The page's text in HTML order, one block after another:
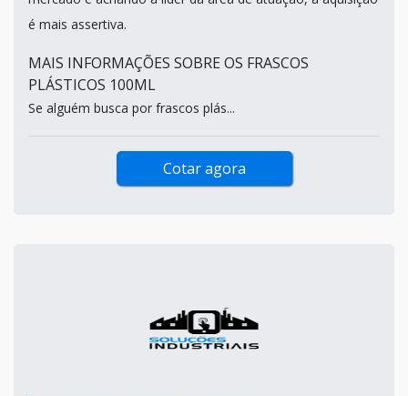
é mais assertiva.
MAIS INFORMAÇÕES SOBRE OS FRASCOS
PLÁSTICOS 100ML
Se alguém busca por frascos plás...
Cotar agora